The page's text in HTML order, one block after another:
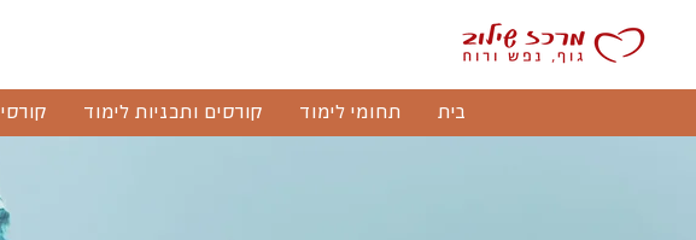
בית תחומי לימוד קורסים ותכניות לימוד